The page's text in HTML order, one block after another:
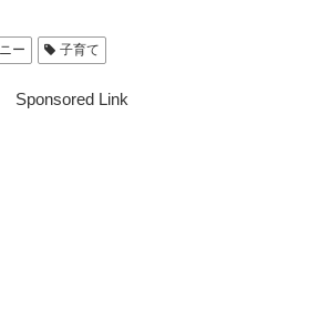
ー 子育て
Sponsored Link